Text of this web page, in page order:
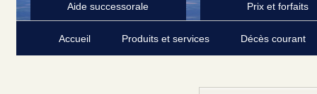
Aide successorale Prix et forfaits
Accueil Produits et services Décès courant